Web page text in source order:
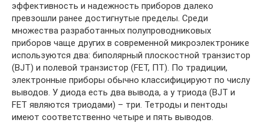
эффективность и надежность приборов далеко
превзошли ранее достигнутые пределы. Среди
множества разработанных полупроводниковых
приборов чаще других в современной микроэлектронике
используются два: биполярный плоскостной транзистор
(BJT) и полевой транзистор (FET, ПТ). По традиции,
электронные приборы обычно классифицируют по числу
выводов. У диода есть два вывода, а у триода (BJT и
FET являются триодами) – три. Тетроды и пентоды
имеют соответственно четыре и пять выводов.